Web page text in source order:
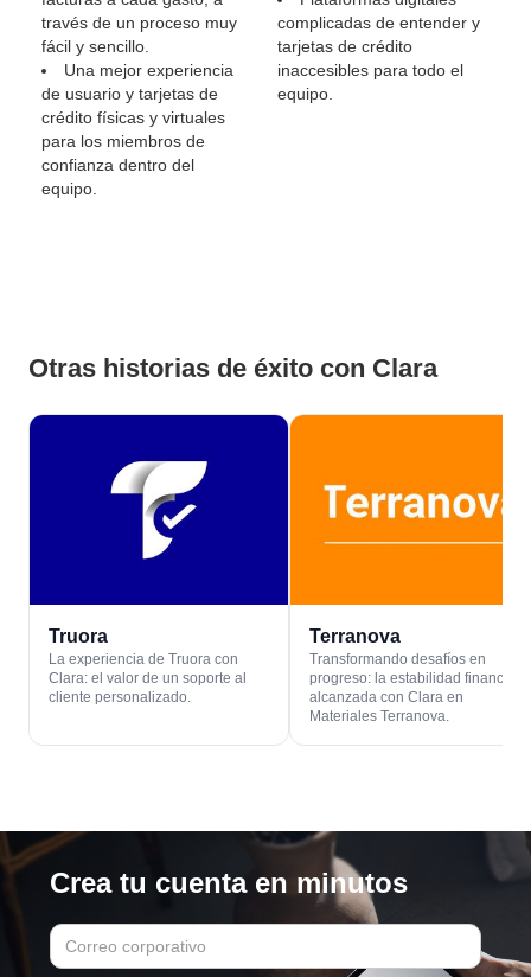
través de un proceso muy
fácil y sencillo.
Una mejor experiencia
de usuario y tarjetas de
crédito físicas y virtuales
para los miembros de
confianza dentro del
equipo.
complicadas de entender y
tarjetas de crédito
inaccesibles para todo el
equipo.
Otras historias de éxito con Clara
Truora
La experiencia de Truora con
Clara: el valor de un soporte al
cliente personalizado.
Terranova
Transformando desafíos en
progreso: la estabilidad financiera
alcanzada con Clara en
Materiales Terranova.
Crea tu cuenta en minutos